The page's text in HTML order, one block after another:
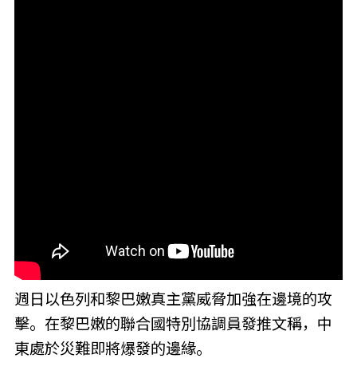
週日以色列和黎巴嫩真主黨威脅加強在邊境的攻
擊。在黎巴嫩的聯合國特別協調員發推文稱，中
東處於災難即將爆發的邊緣。